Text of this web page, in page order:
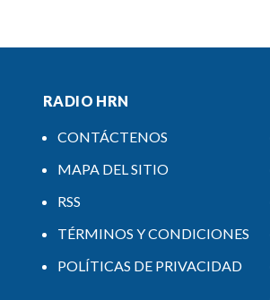
RADIO HRN
CONTÁCTENOS
MAPA DEL SITIO
RSS
TÉRMINOS Y CONDICIONES
POLÍTICAS DE PRIVACIDAD